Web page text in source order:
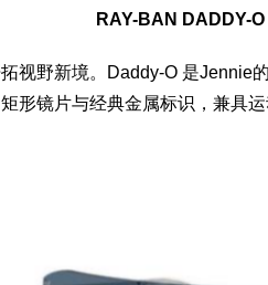
RAY-BAN DADDY-
视野新境。Daddy-O 是Jennie
形镜片与经典金属标识，兼具运